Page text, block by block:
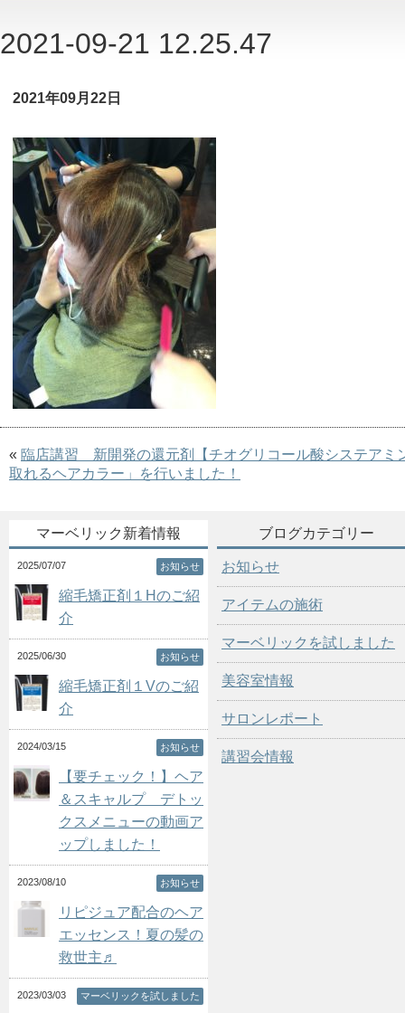
2021-09-21 12.25.47
2021年09月22日
« 臨店講習 新開発の還元剤【チオグリコール酸システアミ
取れるヘアカラー」を行いました！
マーベリック新着情報
2025/07/07 お知らせ
縮毛矯正剤１Hのご紹
介
2025/06/30 お知らせ
縮毛矯正剤１Vのご紹
介
2024/03/15 お知らせ
【要チェック！】ヘア
＆スキャルプ デトッ
クスメニューの動画ア
ップしました！
2023/08/10 お知らせ
リピジュア配合のヘア
エッセンス！夏の髪の
救世主♬
2023/03/03 マーベリックを試しました
ブログカテゴリー
お知らせ
アイテムの施術
マーベリックを試しました
美容室情報
サロンレポート
講習会情報